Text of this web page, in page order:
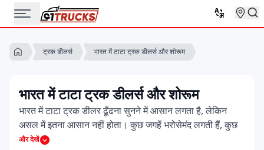
ट्रक डीलर्स भारत में टाटा ट्रक डीलर्स और शोरूम
भारत में टाटा ट्रक डीलर्स और शोरूम
भारत में टाटा ट्रक डीलर ढूँढना सुनने में आसान लगता है, लेकिन
असल में इतना आसान नहीं होता। कुछ जगहें भरोसेमंद लगती हैं, कुछ
थोड़ी संदिग्ध और ज़्यादातर खरीदार बस ऐसे व्यक्ति तक पहुँचना चाहते
और देखें